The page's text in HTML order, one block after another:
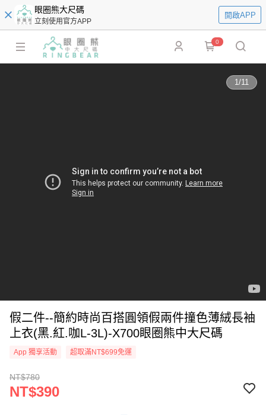
眼圈熊大尺碼
立刻使用官方APP
開啟APP
0
1/11
假二件--簡約時尚百搭圓領假兩件撞色薄絨長袖
上衣(黑.紅.咖L-3L)-X700眼圈熊中大尺碼
App 獨享活動 超取滿NT$699免運
NT$780
NT$390